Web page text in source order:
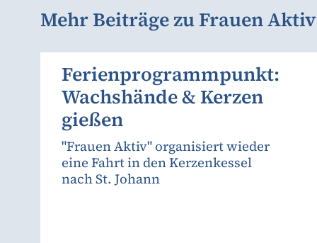
Mehr Beiträge zu Frauen Aktiv
Ferienprogrammpunkt:
Wachshände & Kerzen
gießen
"Frauen Aktiv" organisiert wieder
eine Fahrt in den Kerzenkessel
nach St. Johann